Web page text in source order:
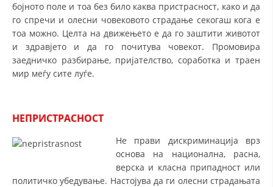
ИСТОРИЈАТ НА ДВИЖЕЊЕТО
СТРУКТУРА НА ОРГАНИЗАЦИЈАТА
ЧЛЕНСТВО ВО ПРОФЕСИОНАЛНИ ТЕЛА
ЗАКОН ЗА ЦКРМ
бојното поле и тоа без било каква пристрасност, како и да
го спречи и олесни човековото страдање секогаш кога е
тоа можно. Целта на движењето е да го заштити животот
и здравјето и да го почитува човекот. Промовира
заедничко разбирање, пријателство, соработка и траен
мир меѓу сите луѓе.
НЕПРИСТРАСНОСТ
Не прави дискриминација врз
основа на национална, расна,
верска и класна припадност или
политичко убедување. Настојува да ги олесни страдањата